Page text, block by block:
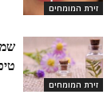
זירת המומחים
זירת המומחים